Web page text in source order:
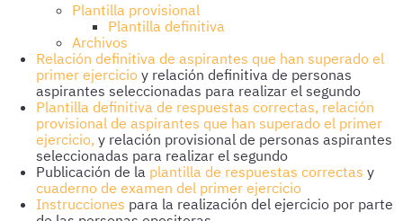
Plantilla provisional
Plantilla definitiva
Archivos
Relación definitiva de aspirantes que han superado el
primer ejercicio y relación definitiva de personas
aspirantes seleccionadas para realizar el segundo
Plantilla definitiva de respuestas correctas, relación
provisional de aspirantes que han superado el primer
ejercicio, y relación provisional de personas aspirantes
seleccionadas para realizar el segundo
Publicación de la plantilla de respuestas correctas y
cuaderno de examen del primer ejercicio
Instrucciones para la realización del ejercicio por parte